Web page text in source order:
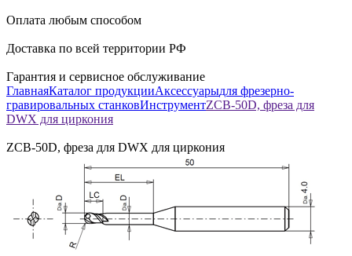
Оплата любым способом
Доставка по всей территории РФ
Гарантия и сервисное обслуживание
ГлавнаяКаталог продукцииАксессуарыдля фрезерно-
гравировальных станковИнструментZCB-50D, фреза для
DWX для циркония
ZCB-50D, фреза для DWX для циркония